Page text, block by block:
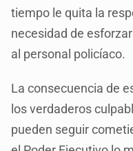
tiempo le quita la
necesidad de
al personal policíaco.
La consecuencia de
los verdaderos
pueden seguir